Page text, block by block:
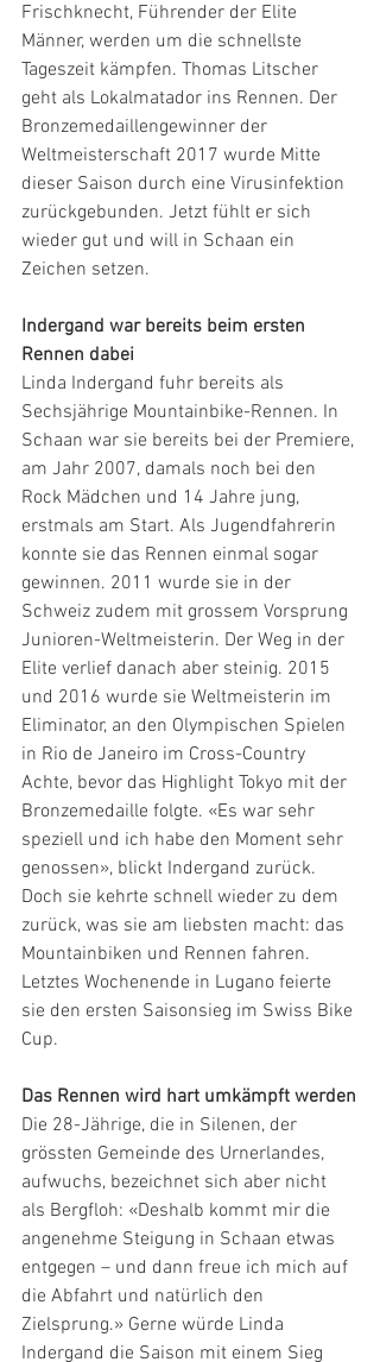
Frischknecht, Führender der Elite
Männer, werden um die schnellste
Tageszeit kämpfen. Thomas Litscher
geht als Lokalmatador ins Rennen. Der
Bronzemedaillengewinner der
Weltmeisterschaft 2017 wurde Mitte
dieser Saison durch eine Virusinfektion
zurückgebunden. Jetzt fühlt er sich
wieder gut und will in Schaan ein
Zeichen setzen.
Indergand war bereits beim ersten
Rennen dabei
Linda Indergand fuhr bereits als
Sechsjährige Mountainbike-Rennen. In
Schaan war sie bereits bei der Premiere,
am Jahr 2007, damals noch bei den
Rock Mädchen und 14 Jahre jung,
erstmals am Start. Als Jugendfahrerin
konnte sie das Rennen einmal sogar
gewinnen. 2011 wurde sie in der
Schweiz zudem mit grossem Vorsprung
Junioren-Weltmeisterin. Der Weg in der
Elite verlief danach aber steinig. 2015
und 2016 wurde sie Weltmeisterin im
Eliminator, an den Olympischen Spielen
in Rio de Janeiro im Cross-Country
Achte, bevor das Highlight Tokyo mit der
Bronzemedaille folgte. «Es war sehr
speziell und ich habe den Moment sehr
genossen», blickt Indergand zurück.
Doch sie kehrte schnell wieder zu dem
zurück, was sie am liebsten macht: das
Mountainbiken und Rennen fahren.
Letztes Wochenende in Lugano feierte
sie den ersten Saisonsieg im Swiss Bike
Cup.
Das Rennen wird hart umkämpft werden
Die 28-Jährige, die in Silenen, der
grössten Gemeinde des Urnerlandes,
aufwuchs, bezeichnet sich aber nicht
als Bergfloh: «Deshalb kommt mir die
angenehme Steigung in Schaan etwas
entgegen – und dann freue ich mich auf
die Abfahrt und natürlich den
Zielsprung.» Gerne würde Linda
Indergand die Saison mit einem Sieg